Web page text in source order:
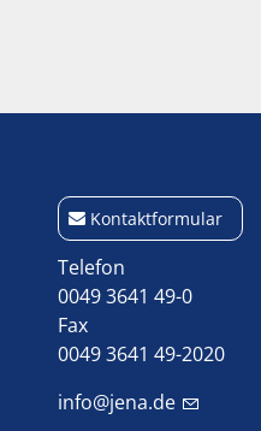
Kontaktformular
Telefon
0049 3641 49-0
Fax
0049 3641 49-2020
info@jena.de